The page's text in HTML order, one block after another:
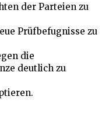
der Parteien zu
Prüfbefugnisse zu
die
deutlich zu